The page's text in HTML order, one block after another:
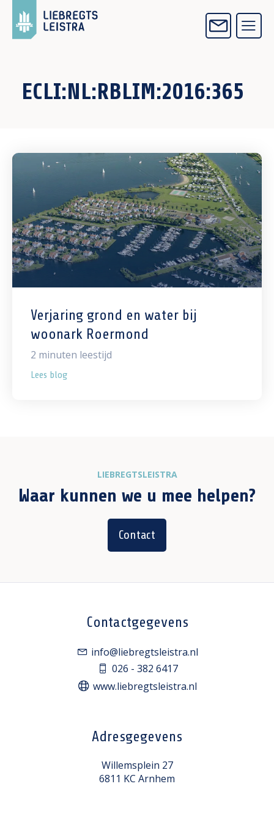
ECLI:NL:RBLIM:2016:365
Verjaring grond en water bij
woonark Roermond
2 minuten leestijd
Lees blog
LIEBREGTSLEISTRA
Waar kunnen we u mee helpen?
Contact
Contactgegevens
info@liebregtsleistra.nl
026 - 382 6417
www.liebregtsleistra.nl
Adresgegevens
Willemsplein 27
6811 KC Arnhem